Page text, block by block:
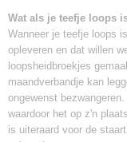
Wat als je teefje loops
Wanneer je teefje loops
opleveren en dat willen
loopsheidbroekjes
maandverbandje kan
ongewenst
waardoor het op z'n
is uiteraard voor de